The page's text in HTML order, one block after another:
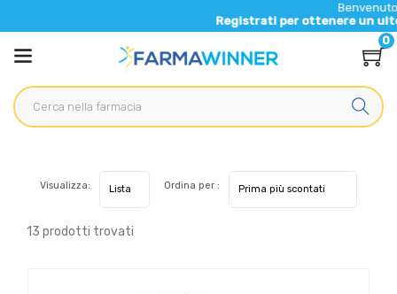
Benvenuto nel
Registrati per ottenere un ulteriore 5%
0
13 prodotti trovati
Visualizza: Ordina per :